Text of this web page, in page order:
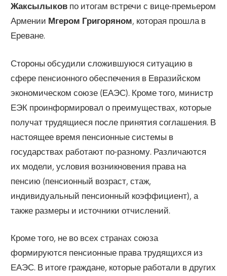
Жаксылыков по итогам встречи с вице-премьером
Армении Мгером Григоряном, которая прошла в
Ереване.
Стороны обсудили сложившуюся ситуацию в
сфере пенсионного обеспечения в Евразийском
экономическом союзе (ЕАЭС). Кроме того, министр
ЕЭК проинформировал о преимуществах, которые
получат трудящиеся после принятия соглашения. В
настоящее время пенсионные системы в
государствах работают по-разному. Различаются
их модели, условия возникновения права на
пенсию (пенсионный возраст, стаж,
индивидуальный пенсионный коэффициент), а
также размеры и источники отчислений.
Кроме того, не во всех странах союза
формируются пенсионные права трудящихся из
ЕАЭС. В итоге граждане, которые работали в других